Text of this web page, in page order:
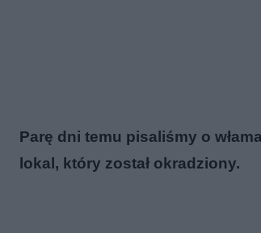
Parę dni temu pisaliśmy o
lokal, który został okradziony.